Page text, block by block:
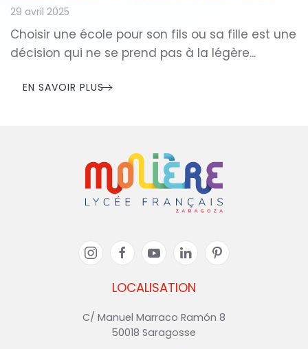
29 avril 2025
Choisir une école pour son fils ou sa fille est une
décision qui ne se prend pas à la légère...
EN SAVOIR PLUS
LOCALISATION
C/ Manuel Marraco Ramón 8
50018 Saragosse